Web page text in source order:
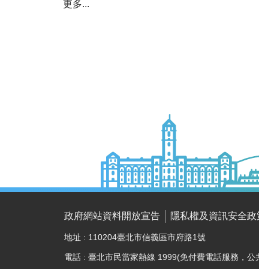
更多...
政府網站資料開放宣告 隱私權及資訊安全政
地址 : 110204臺北市信義區市府路1號
電話 : 臺北市民當家熱線 1999(免付費電話服務，